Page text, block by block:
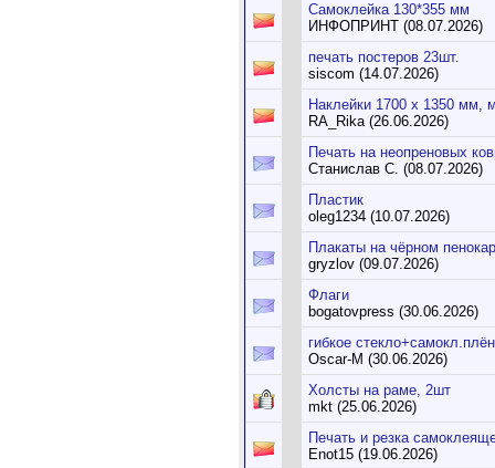
Самоклейка 130*355 мм
ИНФОПРИНТ (08.07.2026)
печать постеров 23шт.
siscom (14.07.2026)
Наклейки 1700 х 1350 мм,
RA_Rika (26.06.2026)
Печать на неопреновых
Станислав С. (08.07.2026)
Пластик
oleg1234 (10.07.2026)
Плакаты на чёрном
gryzlov (09.07.2026)
Флаги
bogatovpress (30.06.2026)
гибкое
Oscar-M (30.06.2026)
Холсты на раме, 2шт
mkt (25.06.2026)
Печать и резка
Enot15 (19.06.2026)